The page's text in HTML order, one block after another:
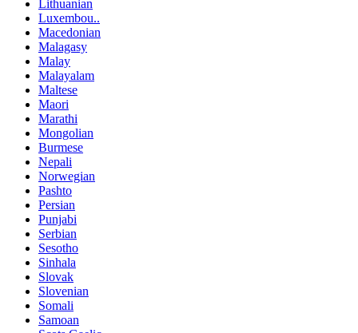
Lithuanian
Luxembou..
Macedonian
Malagasy
Malay
Malayalam
Maltese
Maori
Marathi
Mongolian
Burmese
Nepali
Norwegian
Pashto
Persian
Punjabi
Serbian
Sesotho
Sinhala
Slovak
Slovenian
Somali
Samoan